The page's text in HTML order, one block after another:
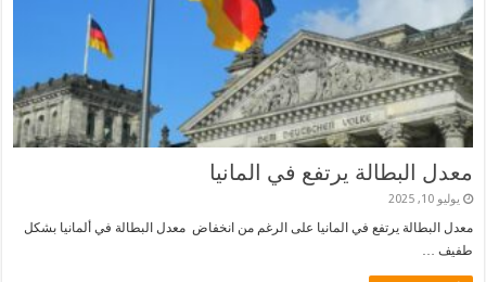
معدل البطالة يرتفع في المانيا
يوليو 10, 2025
معدل البطالة يرتفع في المانيا على الرغم من انخفاض معدل البطالة في ألمانيا بشكل
طفيف …